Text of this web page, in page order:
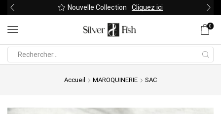
Nouvelle Collection Cliquez ici
0
Accueil MAROQUINERIE SAC